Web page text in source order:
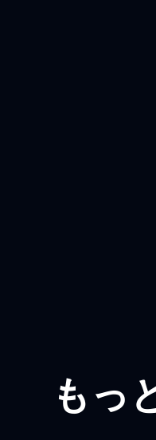
もっ